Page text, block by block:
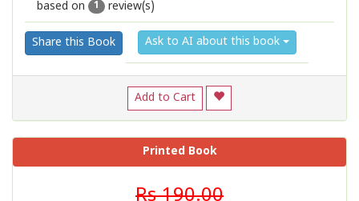
2
1
based on
1 review(s)
Share this Book Ask to AI about this book
Add to Cart
Printed Book
Rs 190.00